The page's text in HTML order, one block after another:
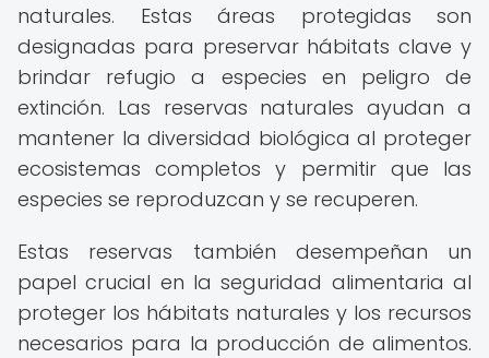
naturales. Estas áreas protegidas son
designadas para preservar hábitats clave y
brindar refugio a especies en peligro de
extinción. Las reservas naturales ayudan a
mantener la diversidad biológica al proteger
ecosistemas completos y permitir que las
especies se reproduzcan y se recuperen.
Estas reservas también desempeñan un
papel crucial en la seguridad alimentaria al
proteger los hábitats naturales y los recursos
necesarios para la producción de alimentos.